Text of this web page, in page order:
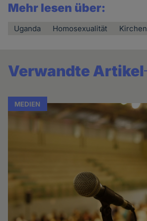
Mehr lesen über:
Uganda Homosexualität Kirchen
Verwandte Artikel
MEDIEN